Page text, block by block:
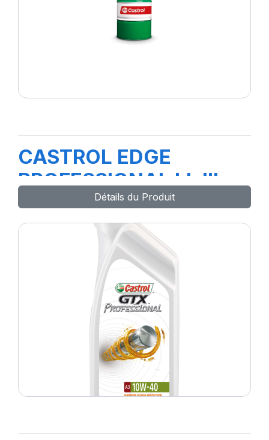
CASTROL EDGE
PROFESSIONAL LL III
5W-30 E4 208L
Détails du Produit